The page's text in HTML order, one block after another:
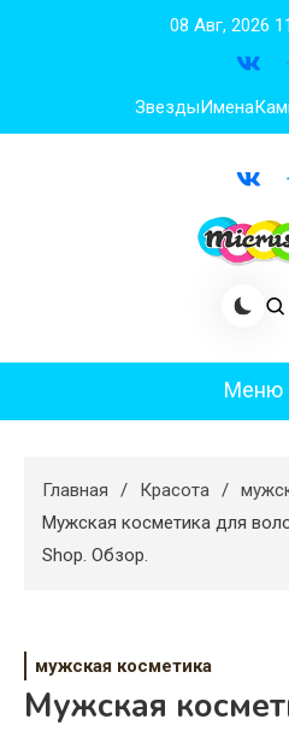
08 Авг, 2026
ЗвездыИмена
Меню
Худеем
Психология
Дом
Главная Красота
Мужская косметика для
Shop. Обзор.
мужская косметика
Мужская